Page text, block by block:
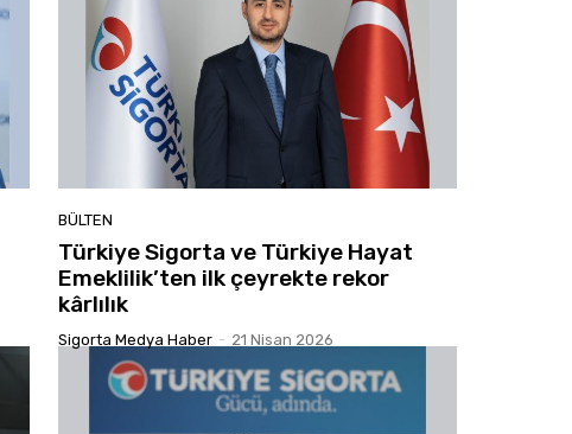
BÜLTEN
Türkiye Sigorta ve Türkiye Hayat
Emeklilik’ten ilk çeyrekte rekor
kârlılık
Sigorta Medya Haber - 21 Nisan 2026